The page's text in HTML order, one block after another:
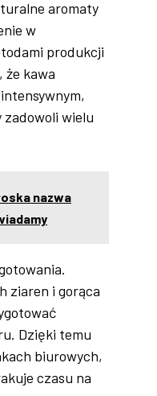
aromaty
w
produkcji
że kawa
wielu
nazwa
ziaren i gorąca
Dzięki temu
biurowych,
czasu na